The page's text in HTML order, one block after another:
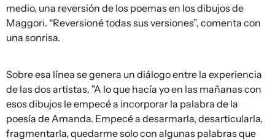
medio, una reversión de los poemas en los dibujos de
Maggori. “Reversioné todas sus versiones”, comenta con
una sonrisa.
Sobre esa línea se genera un diálogo entre la experiencia
de las dos artistas. "A lo que hacía yo en las mañanas con
esos dibujos le empecé a incorporar la palabra de la
poesía de Amanda. Empecé a desarmarla, desarticularla,
fragmentarla, quedarme solo con algunas palabras que